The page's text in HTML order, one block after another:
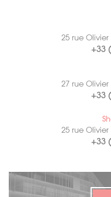
25 rue Olivier
+33
27 rue Olivier
+33
25 rue Olivier
+33